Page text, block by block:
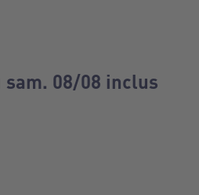
sam. 08/08 inclus